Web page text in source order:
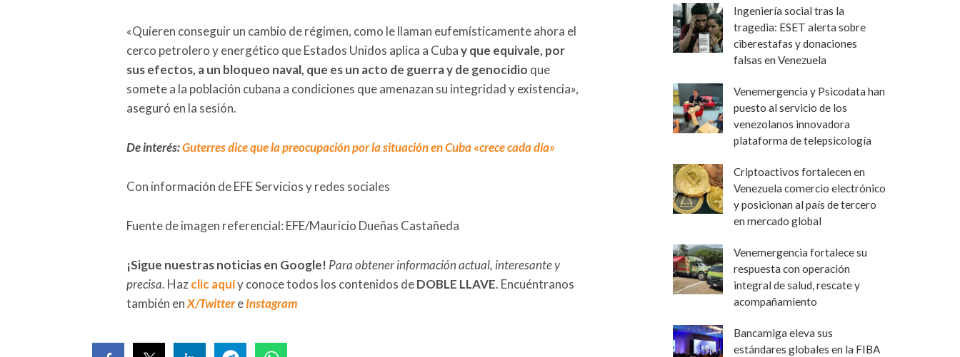
«Quieren conseguir un cambio de régimen, como le llaman eufemísticamente ahora el
cerco petrolero y energético que Estados Unidos aplica a Cubay que equivale, por
sus efectos, a un bloqueo naval, que es un acto de guerra y de genocidio que
somete a la población cubana a condiciones que amenazan su integridad y existencia»,
aseguró en la sesión.
De interés:Guterres dice que la preocupación por la situación en Cuba «crece cada día»
Con información de EFE Servicios y redes sociales
Fuente de imagen referencial: EFE/Mauricio Dueñas Castañeda
¡Sigue nuestras noticias en Google! Para obtener información actual, interesante y
precisa. Hazclic aquíy conoce todos los contenidos deDOBLE LLAVE. Encuéntranos
también enX/TwittereInstagram
Ingeniería social tras la
tragedia: ESET alerta sobre
ciberestafas y donaciones
falsas en Venezuela
Venemergencia y Psicodata han
puesto al servicio de los
venezolanos innovadora
plataforma de telepsicología
Criptoactivos fortalecen en
Venezuela comercio electrónico
y posicionan al país de tercero
en mercado global
Venemergencia fortalece su
respuesta con operación
integral de salud, rescate y
acompañamiento
Bancamiga eleva sus
estándares globales en la FIBA